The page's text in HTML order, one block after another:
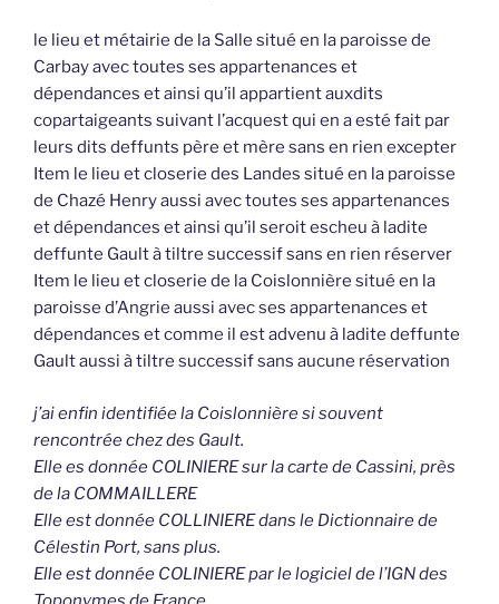
le lieu et métairie de la Salle situé en la paroisse de
Carbay avec toutes ses appartenances et
dépendances et ainsi qu’il appartient auxdits
copartaigeants suivant l’acquest qui en a esté fait par
leurs dits deffunts père et mère sans en rien excepter
Item le lieu et closerie des Landes situé en la paroisse
de Chazé Henry aussi avec toutes ses appartenances
et dépendances et ainsi qu’il seroit escheu à ladite
deffunte Gault à tiltre successif sans en rien réserver
Item le lieu et closerie de la Coislonnière situé en la
paroisse d’Angrie aussi avec ses appartenances et
dépendances et comme il est advenu à ladite deffunte
Gault aussi à tiltre successif sans aucune réservation
j’ai enfin identifiée la Coislonnière si souvent
rencontrée chez des Gault.
Elle es donnée COLINIERE sur la carte de Cassini, près
de la COMMAILLERE
Elle est donnée COLLINIERE dans le Dictionnaire de
Célestin Port, sans plus.
Elle est donnée COLINIERE par le logiciel de l’IGN des